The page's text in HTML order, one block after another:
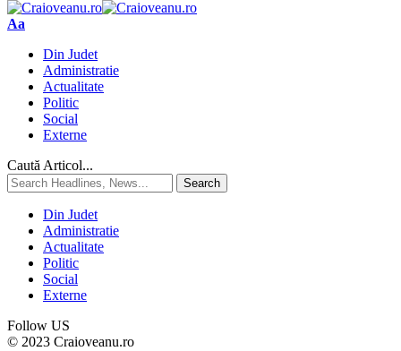
Aa
Din Judet
Administratie
Actualitate
Politic
Social
Externe
Caută Articol...
Din Judet
Administratie
Actualitate
Politic
Social
Externe
Follow US
© 2023 Craioveanu.ro